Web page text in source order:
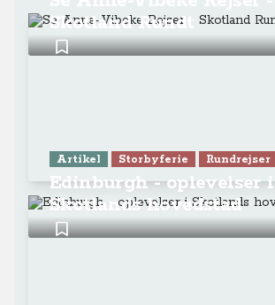
Skotland Rundt
Artikel Storbyferie Rundrejser
Edinburgh - oplevelser i
Skotlands hovedstad